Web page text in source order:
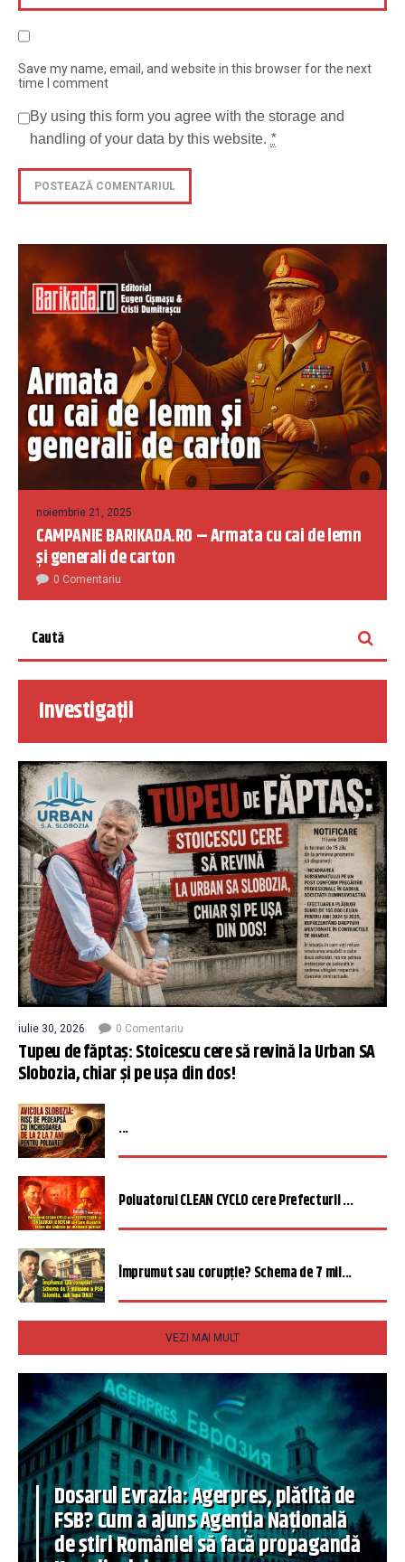
Save my name, email, and website in this browser for the next
time I comment
By using this form you agree with the storage and
handling of your data by this website. *
noiembrie 21, 2025
CAMPANIE BARIKADA.RO – Armata cu cai de lemn
și generali de carton
0 Comentariu
Investigații
iulie 30, 2026 0 Comentariu
Tupeu de făptaș: Stoicescu cere să revină la Urban SA
Slobozia, chiar și pe ușa din dos!
...
Poluatorul CLEAN CYCLO cere Prefecturii ...
Împrumut sau corupție? Schema de 7 mil...
VEZI MAI MULT
Dosarul Evrazia: Agerpres, plătită de
FSB? Cum a ajuns Agenția Națională
de știri României să facă propagandă